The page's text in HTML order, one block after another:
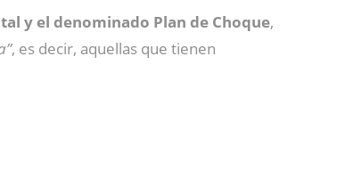
y el denominado Plan de Choque,
, es decir, aquellas que tienen